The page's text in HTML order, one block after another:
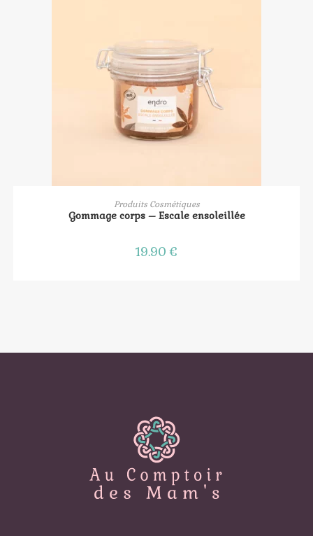
AJOUTER AU PANIER
Produits Cosmétiques
Gommage corps – Escale ensoleillée
19.90€